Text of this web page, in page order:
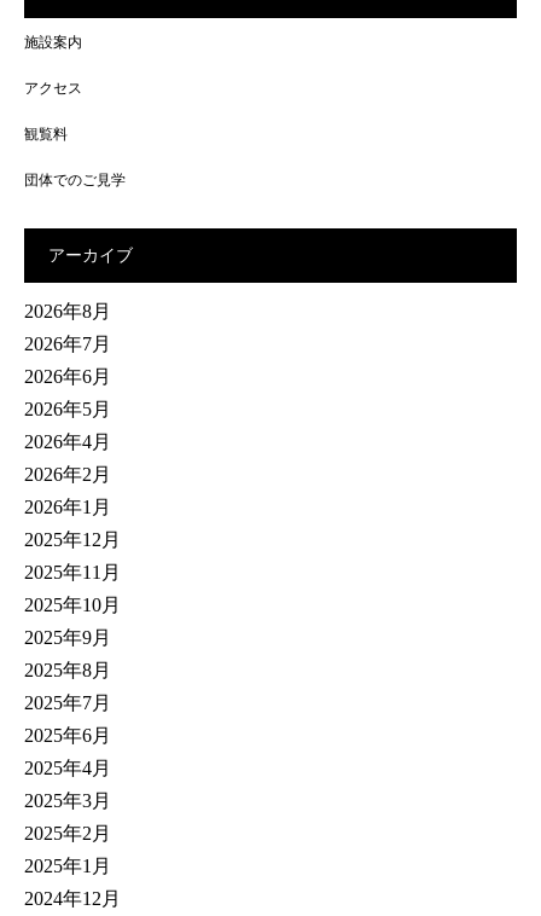
施設案内
アクセス
観覧料
団体でのご見学
アーカイブ
2026年8月
2026年7月
2026年6月
2026年5月
2026年4月
2026年2月
2026年1月
2025年12月
2025年11月
2025年10月
2025年9月
2025年8月
2025年7月
2025年6月
2025年4月
2025年3月
2025年2月
2025年1月
2024年12月